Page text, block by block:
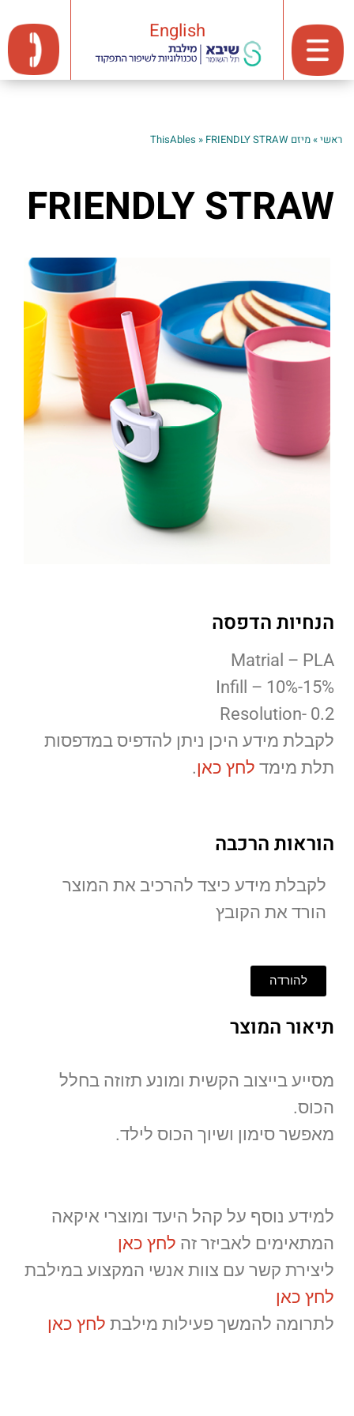
English
ראשי»מיזם ThisAbles » FRIENDLY STRAW
FRIENDLY STRAW
הנחיות הדפסה
Matrial – PLA
Infill – 10%-15%
Resolution- 0.2
לקבלת מידע היכן ניתן להדפיס במדפסות
תלת מימד לחץ כאן.
הוראות הרכבה
לקבלת מידע כיצד להרכיב את המוצר
הורד את הקובץ
להורדה
תיאור המוצר
מסייע בייצוב הקשית ומונע תזוזה בחלל
הכוס.
מאפשר סימון ושיוך הכוס לילד.
למידע נוסף על קהל היעד ומוצרי איקאה
המתאימים לאביזר זה לחץ כאן
ליצירת קשר עם צוות אנשי המקצוע במילבת
לחץ כאן
לתרומה להמשך פעילות מילבת לחץ כאן